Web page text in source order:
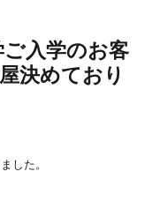
入学のお客
決めており
した。